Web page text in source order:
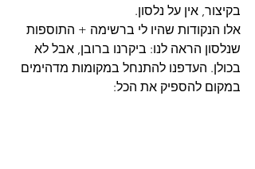
בקיצור, אין על נלסון.
אלו הנקודות שהיו לי ברשימה + התוספות
שנלסון הראה לנו: ביקרנו ברובן, אבל לא
בכולן. העדפנו להתנחל במקומות מדהימים
במקום להספיק את הכל: